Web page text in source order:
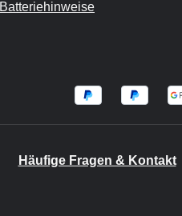
Batteriehinweise
Häufige Fragen & Kontakt